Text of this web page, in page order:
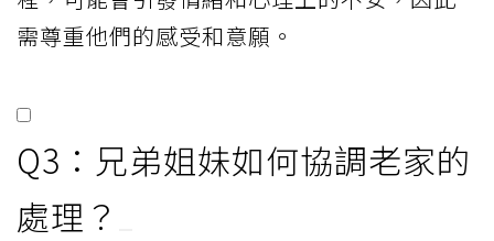
需尊重他們的感受和意願。
Q3：兄弟姐妹如何協調老家的
處理？